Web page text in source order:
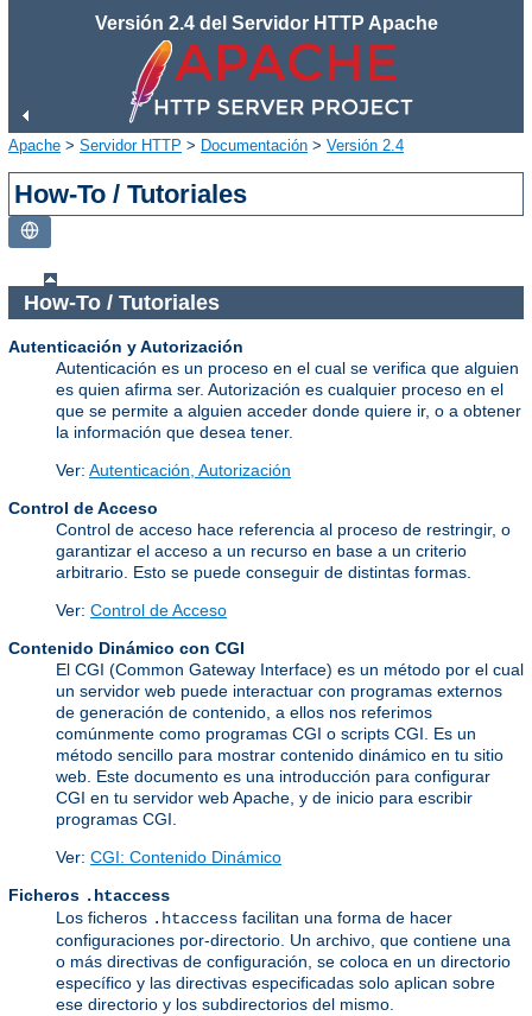
Versión 2.4 del Servidor HTTP Apache
Apache > Servidor HTTP > Documentación > Versión 2.4
How-To / Tutoriales
How-To / Tutoriales
Autenticación y Autorización
Autenticación es un proceso en el cual se verifica que alguien
es quien afirma ser. Autorización es cualquier proceso en el
que se permite a alguien acceder donde quiere ir, o a obtener
la información que desea tener.
Ver: Autenticación, Autorización
Control de Acceso
Control de acceso hace referencia al proceso de restringir, o
garantizar el acceso a un recurso en base a un criterio
arbitrario. Esto se puede conseguir de distintas formas.
Ver: Control de Acceso
Contenido Dinámico con CGI
El CGI (Common Gateway Interface) es un método por el cual
un servidor web puede interactuar con programas externos
de generación de contenido, a ellos nos referimos
comúnmente como programas CGI o scripts CGI. Es un
método sencillo para mostrar contenido dinámico en tu sitio
web. Este documento es una introducción para configurar
CGI en tu servidor web Apache, y de inicio para escribir
programas CGI.
Ver: CGI: Contenido Dinámico
Ficheros .htaccess
Los ficheros .htaccess facilitan una forma de hacer
configuraciones por-directorio. Un archivo, que contiene una
o más directivas de configuración, se coloca en un directorio
específico y las directivas especificadas solo aplican sobre
ese directorio y los subdirectorios del mismo.